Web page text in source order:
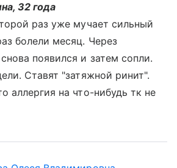
32 года
раз уже мучает сильный
болели месяц. Через
появился и затем сопли.
Ставят "затяжной ринит".
аллергия на что-нибудь тк не